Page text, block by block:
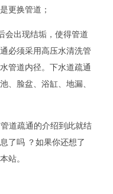
更换管道；
会出现结垢，使得管道
必须采用高压水清洗管
管道内径。下水道疏通
、脸盆、浴缸、地漏、
道疏通的介绍到此就结
了吗 ？如果你还想了
站。